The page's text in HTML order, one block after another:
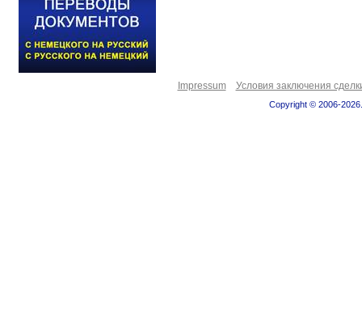
Impressum Условия заключения
Copyright © 2006-